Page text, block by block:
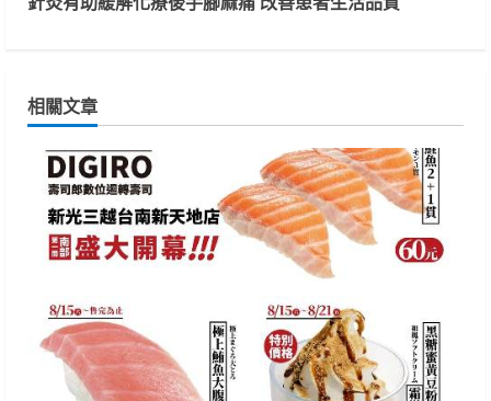
t
n
a
相關文章